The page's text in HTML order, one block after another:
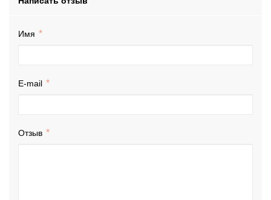
Имя
E-mail
Отзыв